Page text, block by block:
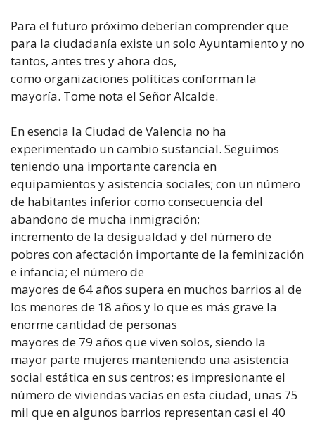
Para el futuro próximo deberían comprender que
para la ciudadanía existe un solo Ayuntamiento y no
tantos, antes tres y ahora dos,
como organizaciones políticas conforman la
mayoría. Tome nota el Señor Alcalde.
En esencia la Ciudad de Valencia no ha
experimentado un cambio sustancial. Seguimos
teniendo una importante carencia en
equipamientos y asistencia sociales; con un número
de habitantes inferior como consecuencia del
abandono de mucha inmigración;
incremento de la desigualdad y del número de
pobres con afectación importante de la feminización
e infancia; el número de
mayores de 64 años supera en muchos barrios al de
los menores de 18 años y lo que es más grave la
enorme cantidad de personas
mayores de 79 años que viven solos, siendo la
mayor parte mujeres manteniendo una asistencia
social estática en sus centros; es impresionante el
número de viviendas vacías en esta ciudad, unas 75
mil que en algunos barrios representan casi el 40